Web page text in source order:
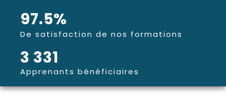
De satisfaction de nos formations
97.5%
Apprenants bénéficiaires
3 331